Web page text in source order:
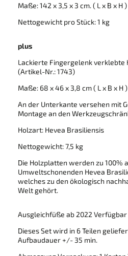
Maße: 142 x 3,5 x 3 cm. ( L x B x H )
Nettogewicht pro Stück: 1 kg
plus
Lackierte Fingergelenk
(Artikel-Nr.: 1743)
Maße: 68 x 46 x 3,8 cm( L x B x H )
An der Unterkante versehen mit
Montage an den
Holzart: Hevea Brasiliensis
Nettogewicht: 7,5 kg
Die Holzplatten werden zu 100%
Umweltschonenden Hevea
welches zu den ökologisch
Welt gehört.
Ausgleichfüße ab 2022 Verfügbar
Dieses Set wird in 6 Teilen
Aufbaudauer +/- 35 min.